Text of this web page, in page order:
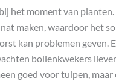
het moment van
maken, waardoor het
kan problemen geven.
bollenkwekers
goed voor tulpen,